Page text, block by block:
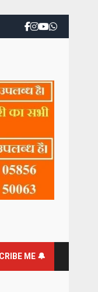
ME 🔔